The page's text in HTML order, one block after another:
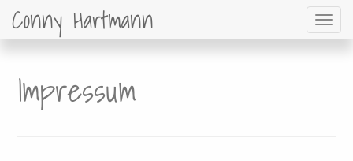
content
Conny Hartmann
Impressum